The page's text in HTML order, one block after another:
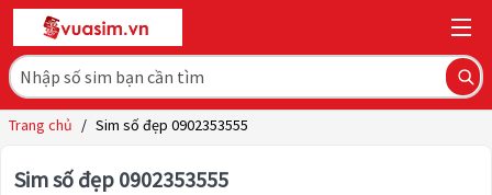
Trang chủ / Sim số đẹp 0902353555
Sim số đẹp 0902353555